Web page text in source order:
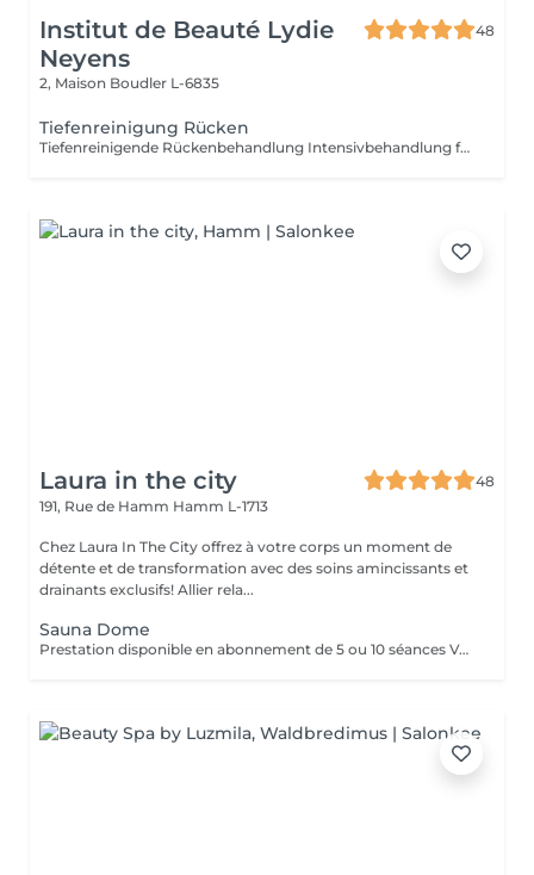
Institut de Beauté Lydie
Neyens
48
2, Maison Boudler L-6835
Tiefenreinigung Rücken
Tiefenreinigende Rückenbehandlung Intensivbehandlung für den Rücken für Sie und Ihn. Diese häufig vernachlässigte Körperpartie wird gepeelt, ausgereinigt und mit einer beruhigenden Rückenmaske abgeschlossen.
Laura in the city
48
191, Rue de Hamm Hamm L-1713
Chez Laura In The City offrez à votre corps un moment de
détente et de transformation avec des soins amincissants et
drainants exclusifs! Allier rela...
Sauna Dome
Prestation disponible en abonnement de 5 ou 10 séances Vous recherchez une expérience de bien-être et de minceur incomparable à Luxembourg ? Laura in the City vous propose en exclusivité des séances de Sauna Dôme. Ce soin haut de gamme alliant relaxation profonde et détoxication naturelle. Idéal pour éliminer les toxines et apaiser le corps, le sauna dôme offre un moment privilégié de détente dans un cadre luxueux et intimiste. Mais surtout un soin minceur incroyable, il vous fera mincir en peu de temps et peu d'effort. Avec le Sauna Dôme vous pouvez perdre en moyenne 4,4cm au niveau du ventre. Le Sauna Dôme japonais est un appareil permettant de détoxifier le corps, de ré-équilibrer son énergie et de se détendre en profondeur. Il fonctionne en chauffant l'air à l'intérieur du dôme à des températures réglables, généralement entre 35°C et 80°C L'un des bienfaits majeurs du sauna japonais réside dans sa capacité à éliminer les toxines logées en profondeur dans l'organisme. Grâce à la chaleur infrarouge, le corps transpire plus abondamment, ce qui favorise l'évacuation des métaux lourds, des polluants et des déchets métaboliques.